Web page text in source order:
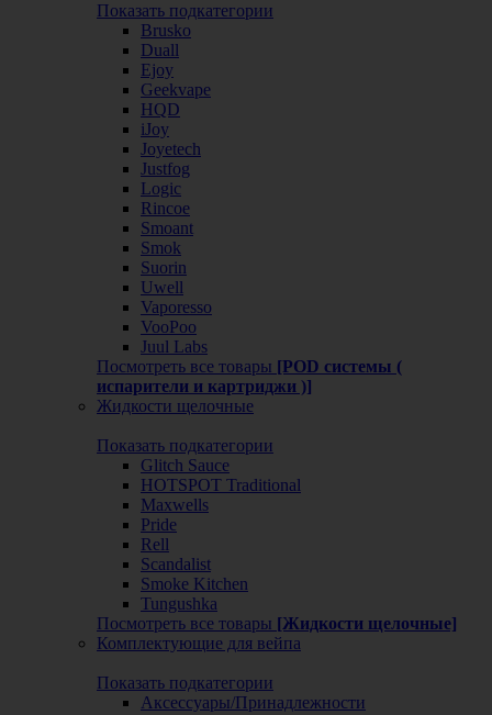
Показать подкатегории
Brusko
Duall
Ejoy
Geekvape
HQD
iJoy
Joyetech
Justfog
Logic
Rincoe
Smoant
Smok
Suorin
Uwell
Vaporesso
VooPoo
Juul Labs
Посмотреть все товары [POD системы (
испарители и картриджи )]
Жидкости щелочные
Показать подкатегории
Glitch Sauce
HOTSPOT Traditional
Maxwells
Pride
Rell
Scandalist
Smoke Kitchen
Tungushka
Посмотреть все товары [Жидкости щелочные]
Комплектующие для вейпа
Показать подкатегории
Аксессуары/Принадлежности